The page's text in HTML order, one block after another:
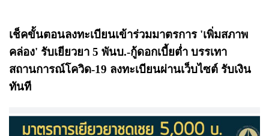
เช็คขั้นตอนลงทะเบียนเข้าร่วมมาตรการ 'เพิ่มสภาพ
คล่อง' รับเยียวยา 5 พันบ.-กู้ดอกเบี้ยต่ำ บรรเทา
สถานการณ์โควิด-19 ลงทะเบียนผ่านเว็บไซต์ รับเงิน
ทันที